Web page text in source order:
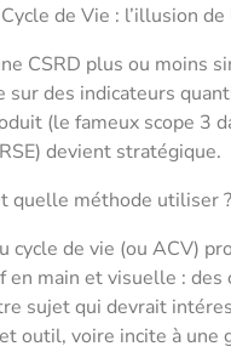
de Vie : l’illusion
CSRD plus ou moins
sur des indicateurs
(le fameux scope 3
devient stratégique.
quelle méthode utiliser ?
cycle de vie (ou ACV)
en main et visuelle : des
sujet qui devrait
outil, voire incite à une